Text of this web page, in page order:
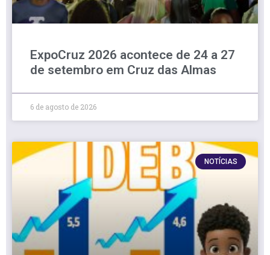
ExpoCruz 2026 acontece de 24 a 27
de setembro em Cruz das Almas
6 de agosto de 2026
NOTÍCIAS